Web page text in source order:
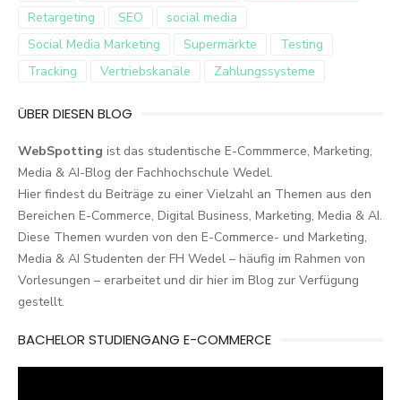
Retargeting
SEO
social media
Social Media Marketing
Supermärkte
Testing
Tracking
Vertriebskanäle Zahlungssysteme
ÜBER DIESEN BLOG
WebSpotting ist das studentische E-Commmerce, Marketing,
Media & AI-Blog der Fachhochschule Wedel.
Hier findest du Beiträge zu einer Vielzahl an Themen aus den
Bereichen E-Commerce, Digital Business, Marketing, Media & AI.
Diese Themen wurden von den E-Commerce- und Marketing,
Media & AI Studenten der FH Wedel – häufig im Rahmen von
Vorlesungen – erarbeitet und dir hier im Blog zur Verfügung
gestellt.
BACHELOR STUDIENGANG E-COMMERCE